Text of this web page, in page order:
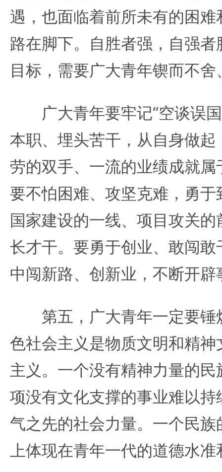
遇，也面临着前所未有的困
路在脚下。自胜者强，自强
目标，需要广大青年锲而不
广大青年要牢记“空谈误国
本职、埋头苦干，从自身做
劳的双手、一流的业绩成就
要不怕困难、攻坚克难，勇
国家建设的一线、项目攻关
长才干。要勇于创业、敢闯
中闯新路、创新业，不断开
第五，广大青年一定要锤
色社会主义是物质文明和精
主义。一个没有精神力量的
项没有文化支撑的事业难以
气之先的社会力量。一个民
上体现在青年一代的道德水